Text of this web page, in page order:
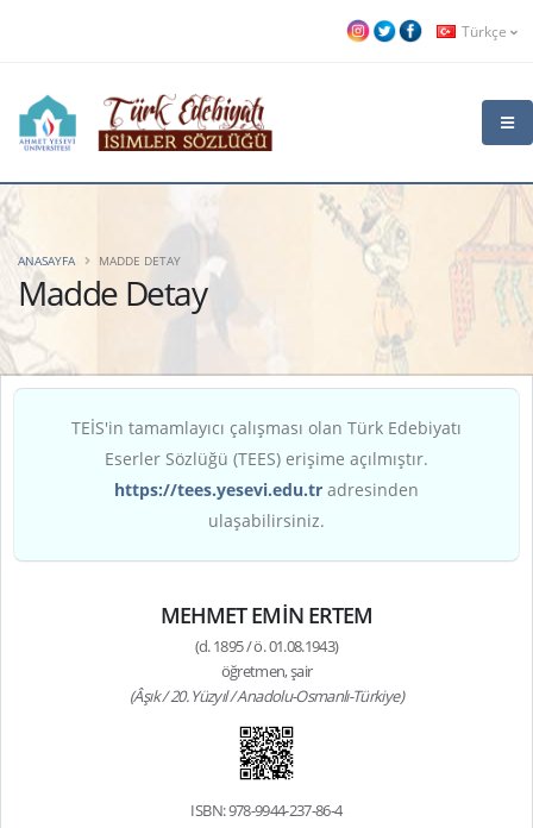
Türkçe
Madde Detay
ANASAYFA MADDE DETAY
TEİS'in tamamlayıcı çalışması olan Türk Edebiyatı
Eserler Sözlüğü (TEES) erişime açılmıştır.
https://tees.yesevi.edu.tr adresinden
ulaşabilirsiniz.
MEHMET EMİN ERTEM
(d. 1895 / ö. 01.08.1943)
öğretmen, şair
(Âşık / 20. Yüzyıl / Anadolu-Osmanlı-Türkiye)
ISBN: 978-9944-237-86-4